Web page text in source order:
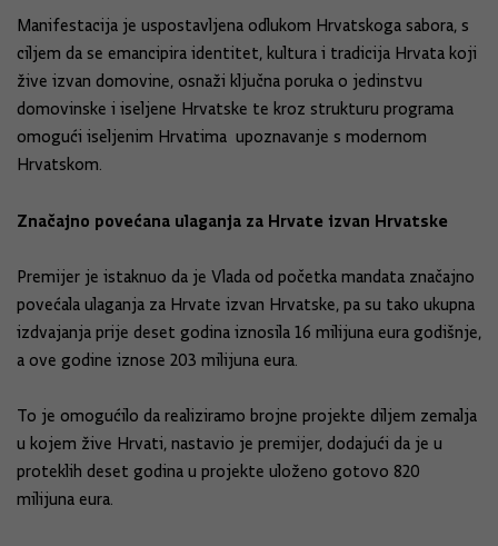
Manifestacija je uspostavljena odlukom Hrvatskoga sabora, s
ciljem da se emancipira identitet, kultura i tradicija Hrvata koji
žive izvan domovine, osnaži ključna poruka o jedinstvu
domovinske i iseljene Hrvatske te kroz strukturu programa
omogući iseljenim Hrvatima upoznavanje s modernom
Hrvatskom.
Značajno povećana ulaganja za Hrvate izvan Hrvatske
Premijer je istaknuo da je Vlada od početka mandata značajno
povećala ulaganja za Hrvate izvan Hrvatske, pa su tako ukupna
izdvajanja prije deset godina iznosila 16 milijuna eura godišnje,
a ove godine iznose 203 milijuna eura.
To je omogućilo da realiziramo brojne projekte diljem zemalja
u kojem žive Hrvati, nastavio je premijer, dodajući da je u
proteklih deset godina u projekte uloženo gotovo 820
milijuna eura.